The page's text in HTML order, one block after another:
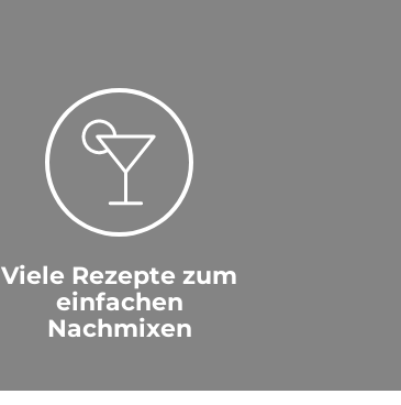
Viele Rezepte zum
einfachen
Nachmixen